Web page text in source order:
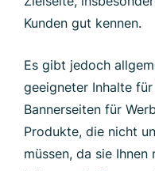
Kunden gut kennen.
Es gibt jedoch
geeigneter Inhalte
Bannerseiten für
Produkte, die nicht
müssen, da sie